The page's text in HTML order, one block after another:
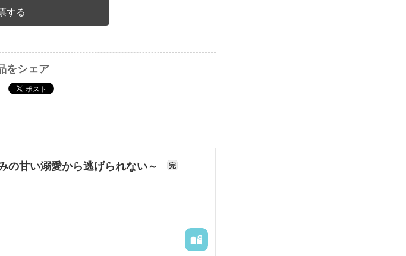
する
をシェア
の甘い溺愛から逃げられない～ 完